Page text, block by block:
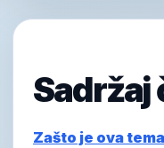
Sadržaj
Zašto je ova